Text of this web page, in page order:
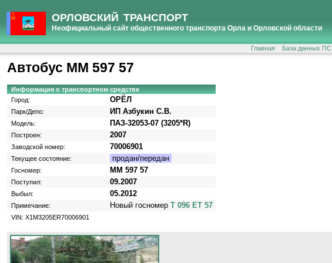
ОРЛОВСКИЙ ТРАНСПОРТ
Неофициальный сайт общественного транспорта Орла и Орловской области
Главная База данных ПС
Автобус ММ 597 57
Информация о транспортном средстве
Город:
ОРЁЛ
Парк/Депо: ИП Азбукин С.В.
Модель: ПАЗ-32053-07 (3205*R)
Построен: 2007
Заводской номер: 70006901
Текущее состояние: продан/передан
Госномер: ММ 597 57
Поступил: 09.2007
Выбыл: 05.2012
Примечание: Новый госномер Т 096 ЕТ 57
VIN: X1M3205ER70006901